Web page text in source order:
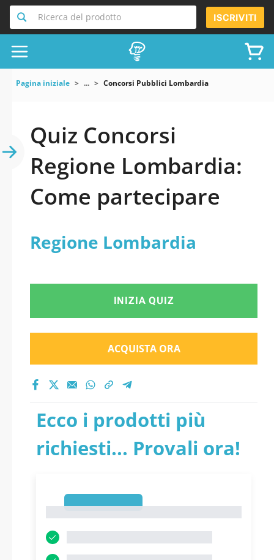
Ricerca del prodotto ISCRIVITI
Pagina iniziale ... Concorsi Pubblici Lombardia
Quiz Concorsi
Regione Lombardia:
Come partecipare
Regione Lombardia
INIZIA QUIZ
ACQUISTA ORA
Ecco i prodotti più
richiesti... Provali ora!